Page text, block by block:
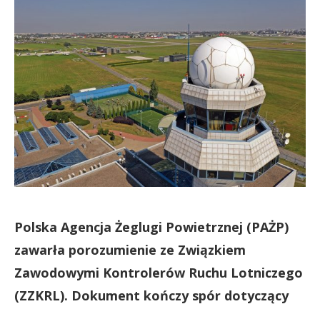
Polska Agencja Żeglugi Powietrznej (PAŻP)
zawarła porozumienie ze Związkiem
Zawodowymi Kontrolerów Ruchu Lotniczego
(ZZKRL). Dokument kończy spór dotyczący